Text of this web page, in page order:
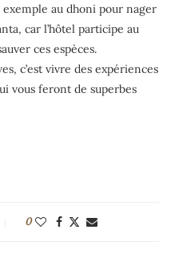
au dhoni pour nager
car l’hôtel participe au
ces espèces.
c’est vivre des expériences
vous feront de superbes
0